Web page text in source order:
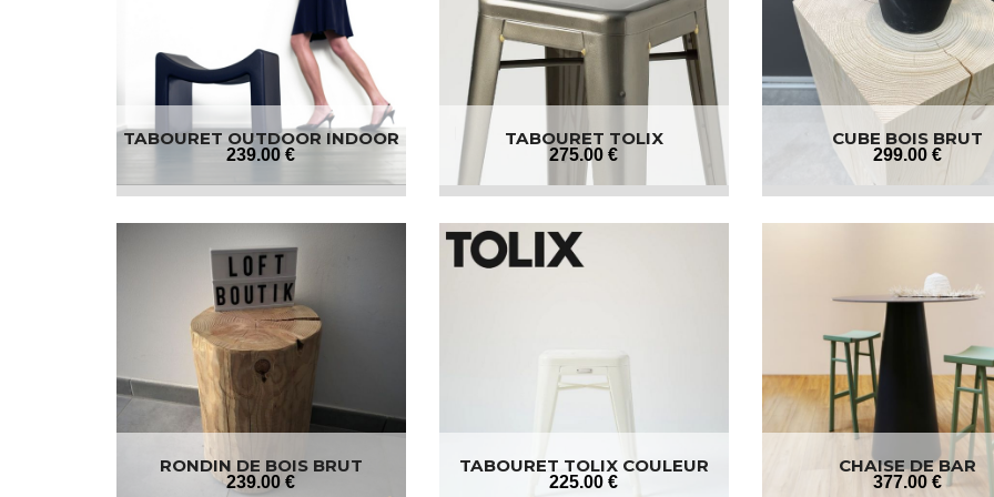
TABOURET OUTDOOR INDOOR
239.00 €
TABOURET TOLIX
275.00 €
CUBE BOIS BRUT
299.00 €
RONDIN DE BOIS BRUT
239.00 €
TABOURET TOLIX COULEUR
225.00 €
CHAISE DE BAR
377.00 €